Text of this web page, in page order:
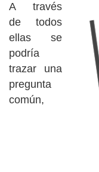
A través
de todos
ellas se
podría
trazar una
pregunta
común,